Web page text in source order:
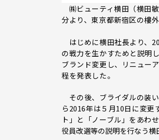
㈱ビューティ横田（横田
分より、東京都新宿区の樓
はじめに横田社長より、
の戦力を生かすためと説明
ブランド変更し、リニュー
程を発表した。
その後、ブライダルの装
ら2016年は５月10日に変
ト」と「ノーブル」をあわ
役員改選等の説明を行なう横